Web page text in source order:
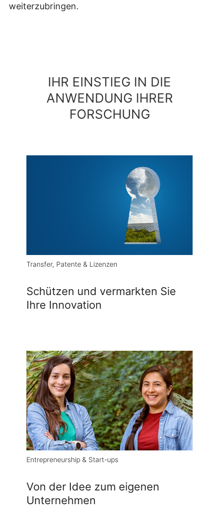
weiterzubringen.
IHR EINSTIEG IN DIE
ANWENDUNG IHRER
FORSCHUNG
Transfer, Patente & Lizenzen
Schützen und vermarkten Sie
Ihre Innovation
Entrepreneurship & Start-ups
Von der Idee zum eigenen
Unternehmen